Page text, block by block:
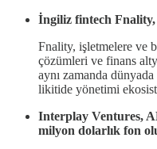
İngiliz fintech Fnality,
Fnality, işletmelere ve
çözümleri ve finans
aynı zamanda
likitide yönetimi
Interplay Ventures,
milyon dolarlık fon